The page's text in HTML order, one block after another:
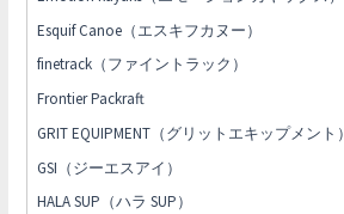
Esquif Canoe（エスキフカヌー）
finetrack（ファイントラック）
Frontier Packraft
GRIT EQUIPMENT（グリットエキップメント）
GSI（ジーエスアイ）
HALA SUP（ハラ SUP）